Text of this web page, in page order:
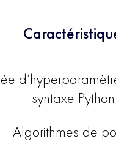
syntaxe
Algorithmes de